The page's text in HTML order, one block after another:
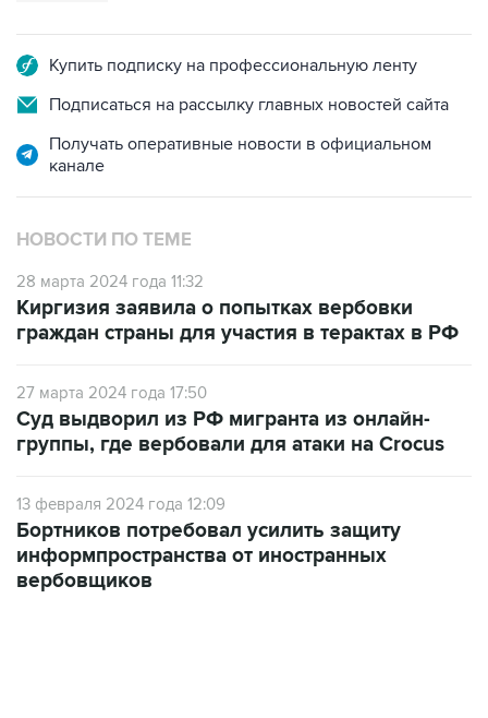
Купить подписку на профессиональную ленту
Подписаться на рассылку главных новостей сайта
Получать оперативные новости в официальном
канале
НОВОСТИ ПО ТЕМЕ
28 марта 2024 года 11:32
Киргизия заявила о попытках вербовки
граждан страны для участия в терактах в РФ
27 марта 2024 года 17:50
Суд выдворил из РФ мигранта из онлайн-
группы, где вербовали для атаки на Crocus
13 февраля 2024 года 12:09
Бортников потребовал усилить защиту
информпространства от иностранных
вербовщиков